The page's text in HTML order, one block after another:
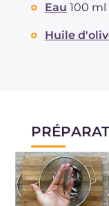
Eau 100 ml
Huile